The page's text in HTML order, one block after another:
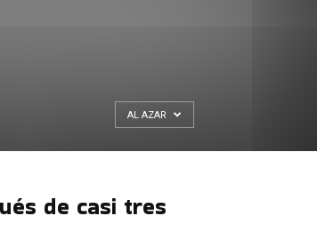
AL AZAR
de casi tres